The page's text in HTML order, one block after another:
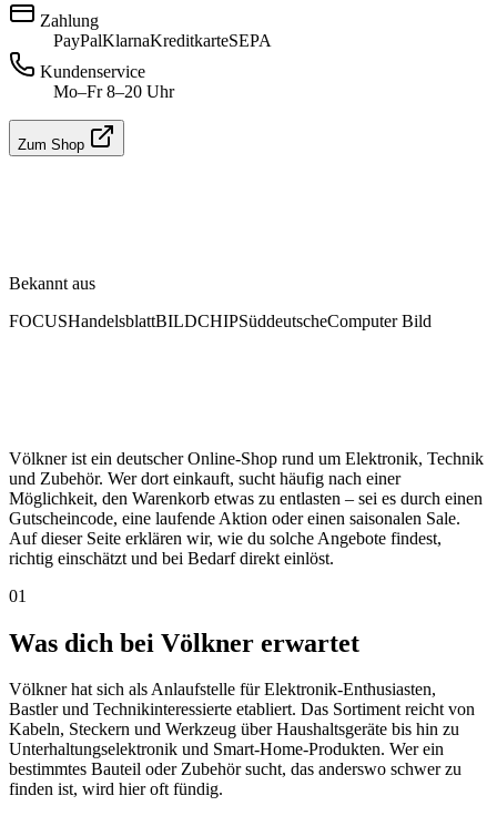
Zahlung
PayPalKlarnaKreditkarteSEPA
Kundenservice
Mo–Fr 8–20 Uhr
Zum Shop
Bekannt aus
FOCUSHandelsblattBILDCHIPSüddeutscheComputer Bild
Völkner ist ein deutscher Online-Shop rund um Elektronik, Technik
und Zubehör. Wer dort einkauft, sucht häufig nach einer
Möglichkeit, den Warenkorb etwas zu entlasten – sei es durch einen
Gutscheincode, eine laufende Aktion oder einen saisonalen Sale.
Auf dieser Seite erklären wir, wie du solche Angebote findest,
richtig einschätzt und bei Bedarf direkt einlöst.
01
Was dich bei Völkner erwartet
Völkner hat sich als Anlaufstelle für Elektronik-Enthusiasten,
Bastler und Technikinteressierte etabliert. Das Sortiment reicht von
Kabeln, Steckern und Werkzeug über Haushaltsgeräte bis hin zu
Unterhaltungselektronik und Smart-Home-Produkten. Wer ein
bestimmtes Bauteil oder Zubehör sucht, das anderswo schwer zu
finden ist, wird hier oft fündig.